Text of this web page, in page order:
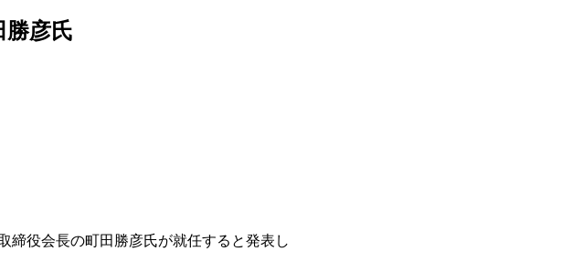
彦氏
締役会長の町田勝彦氏が就任すると発表し